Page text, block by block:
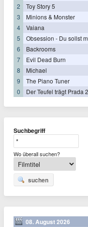
2
Toy Story 5
3
Minions & Monster
4
Vaiana
5
Obsession - Du sollst
6
Backrooms
7
Evil Dead Burn
8
Michael
9
The Piano Tuner
0
Der Teufel trägt Prada 2
Suchbegriff
Wo überall suchen?
suchen
08. August 2026